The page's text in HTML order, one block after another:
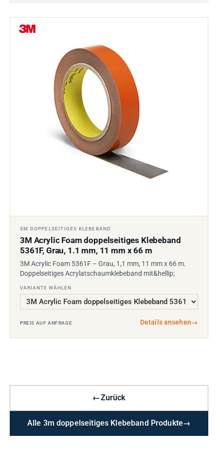
3M DOPPELSEITIGES KLEBEBAND
3M Acrylic Foam doppelseitiges Klebeband
5361F, Grau, 1.1 mm, 11 mm x 66 m
3M Acrylic Foam 5361F – Grau, 1,1 mm, 11 mm x 66 m.
Doppelseitiges Acrylatschaumklebeband mit&hellip;
VARIANTE WÄHLEN
PREIS AUF ANFRAGE Details ansehen→
←Zurück
Alle 3m doppelseitiges Klebeband Produkte→